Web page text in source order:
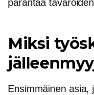
parantaa
Miksi
Ensimmäinen asia,